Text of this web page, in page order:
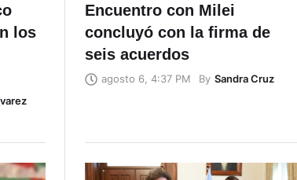
los
Encuentro con Milei
concluyó con la firma de
seis acuerdos
agosto 6, 4:37 PM By Sandra Cruz